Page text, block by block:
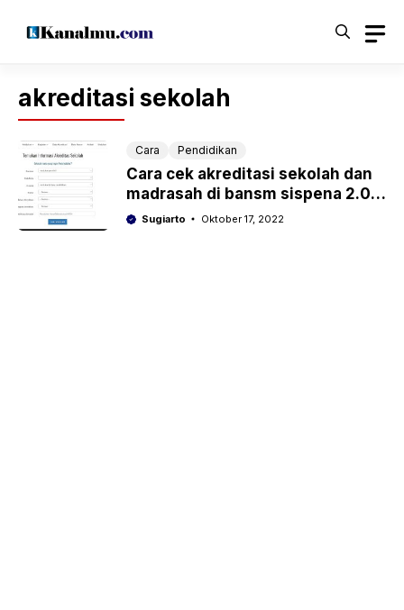
akreditasi sekolah
Cara Pendidikan
Cara cek akreditasi sekolah dan
madrasah di bansm sispena 2.0
lengkap
Sugiarto Oktober 17, 2022